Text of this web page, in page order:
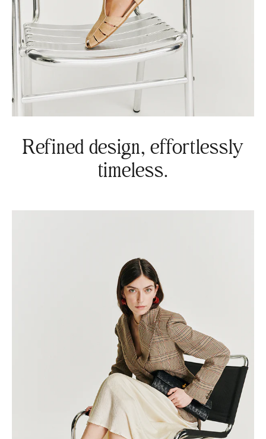
Refined design, effortlessly
timeless.